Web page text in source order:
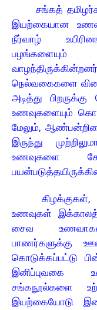
சங்கத்
இயற்கையான
நீர்வாழ்
நெல்வகைகளை
அடித்து
உணவுகளையும்
மேலும்,
இருந்து
உணவுகளை
கிழக்குகள்,
உணவுகள்
சைவ உணவாகவும்
பாணர்களுக்கு
கொடுக்கப்பட்டு
இனிப்புவகை
சங்கநூல்களை
இயற்கையோடு